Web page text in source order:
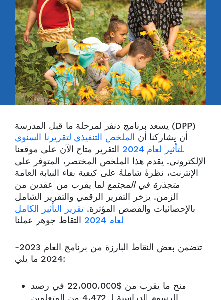
يسعد برنامج دنفر لمرحلة ما قبل المدرسة (DPP)
أن يشاركنا أن الملخص التنفيذي لتقريرنا السنوي
للتأثير لعام 2024
التقرير متاح الآن على موقعنا
الإلكتروني. يقدم هذا الملخص المختصر، المتوفر على
الإنترنت، نظرةً شاملةً على كيفية بقاء النيابة العامة
متجذرة في المجتمع لما يقرب من عقدين من
الزمن. يزخر التقرير الرقمي والتقرير الشامل
بالإحصائيات والقصص المؤثرة. تقرير التأثير الكامل
لعام 2024
التقاط جوهر عملنا
تتضمن بعض النقاط البارزة من برنامج العام 2023-
2024 ما يلي:
منح ما يقرب من $22،000،000 في رصيد